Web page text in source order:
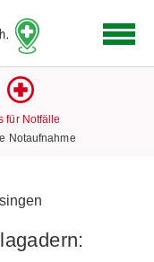
Link
zur
für Notfälle
Notaufnahme